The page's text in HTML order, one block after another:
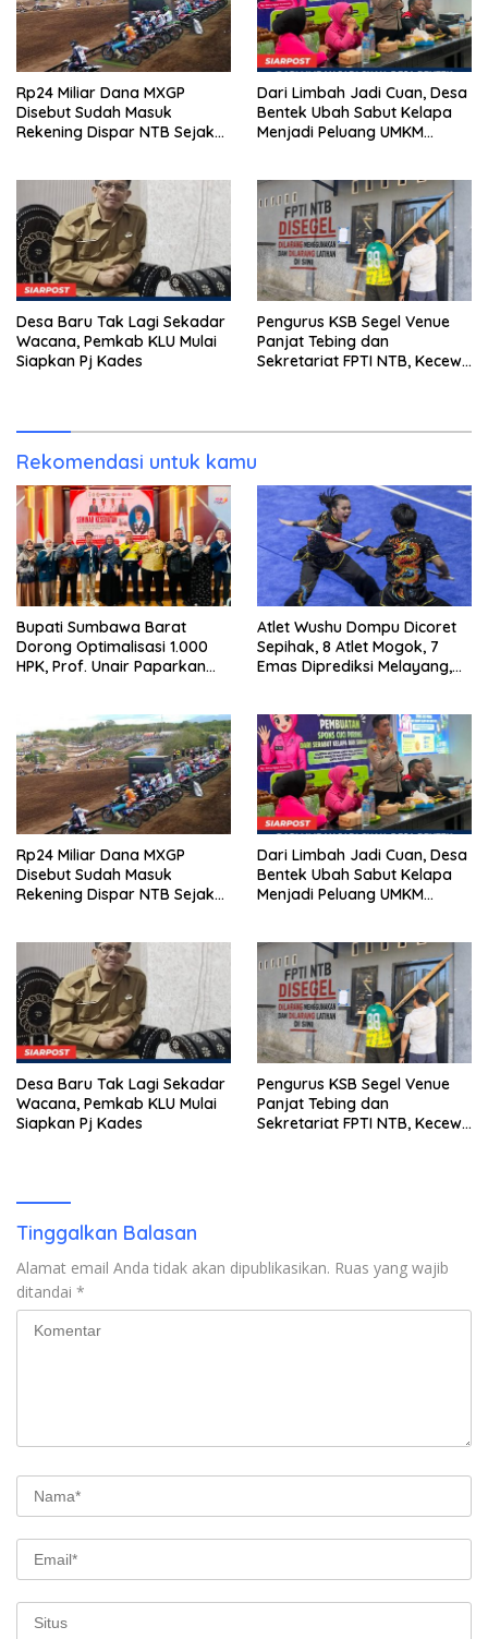
Rp24 Miliar Dana MXGP
Disebut Sudah Masuk
Rekening Dispar NTB Sejak
Dari Limbah Jadi Cuan, Desa
Bentek Ubah Sabut Kelapa
Menjadi Peluang UMKM
Desa Baru Tak Lagi Sekadar
Wacana, Pemkab KLU Mulai
Siapkan Pj Kades
Pengurus KSB Segel Venue
Panjat Tebing dan
Sekretariat FPTI NTB, Kecewa
Rekomendasi untuk kamu
Bupati Sumbawa Barat
Dorong Optimalisasi 1.000
HPK, Prof. Unair Paparkan
Atlet Wushu Dompu Dicoret
Sepihak, 8 Atlet Mogok, 7
Emas Diprediksi Melayang,
Rp24 Miliar Dana MXGP
Disebut Sudah Masuk
Rekening Dispar NTB Sejak
Dari Limbah Jadi Cuan, Desa
Bentek Ubah Sabut Kelapa
Menjadi Peluang UMKM
Desa Baru Tak Lagi Sekadar
Wacana, Pemkab KLU Mulai
Siapkan Pj Kades
Pengurus KSB Segel Venue
Panjat Tebing dan
Sekretariat FPTI NTB, Kecewa
Tinggalkan Balasan
Alamat email Anda tidak akan dipublikasikan. Ruas yang wajib
ditandai *